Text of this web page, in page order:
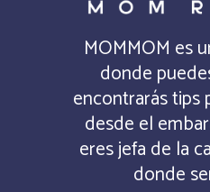
MOMMOM es
donde
encontrarás tips
desde el
eres jefa de la
donde